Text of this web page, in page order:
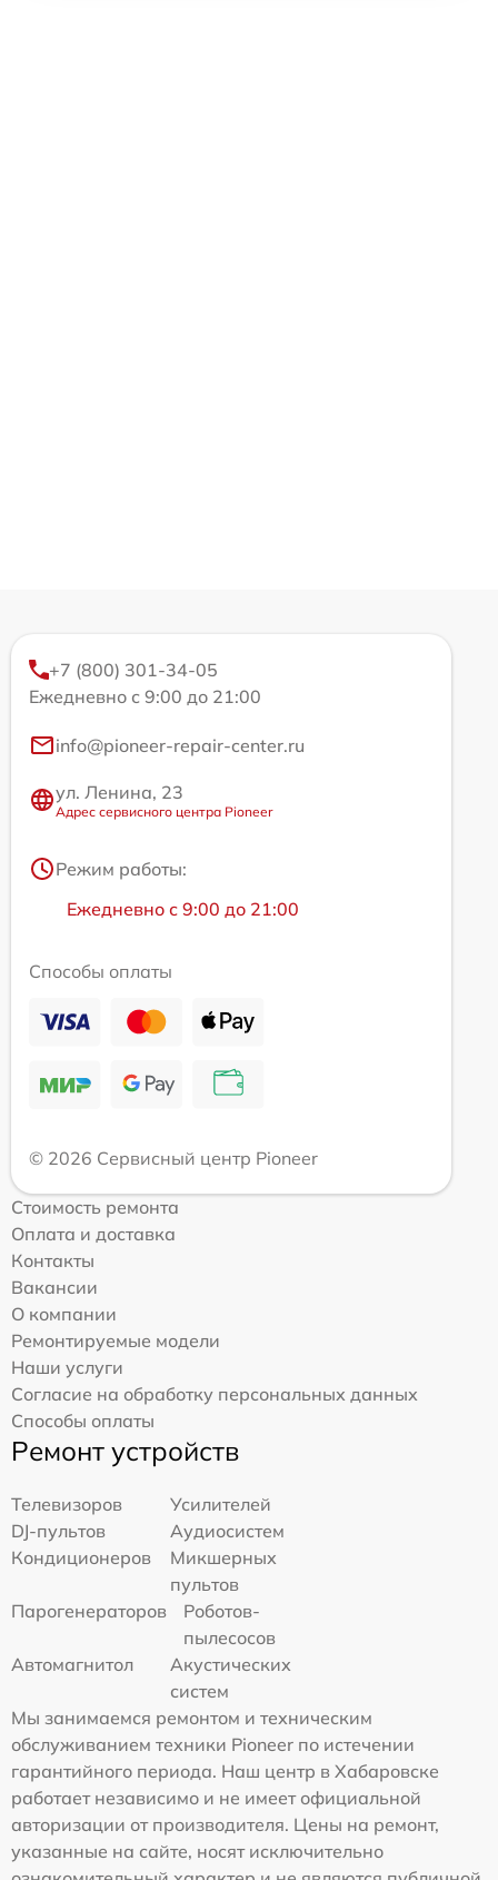
+7 (800) 301-34-05
Ежедневно с 9:00 до 21:00
info@pioneer-repair-center.ru
ул. Ленина, 23
Адрес сервисного центра Pioneer
Режим работы:
Ежедневно с 9:00 до 21:00
Способы оплаты
© 2026 Сервисный центр Pioneer
Стоимость ремонта
Оплата и доставка
Контакты
Вакансии
О компании
Ремонтируемые модели
Наши услуги
Согласие на обработку персональных данных
Способы оплаты
Ремонт устройств
Телевизоров
Усилителей
DJ-пультов
Аудиосистем
Кондиционеров
Микшерных
пультов
Парогенераторов
Роботов-
пылесосов
Автомагнитол
Акустических
систем
Мы занимаемся ремонтом и техническим
обслуживанием техники Pioneer по истечении
гарантийного периода. Наш центр в Хабаровске
работает независимо и не имеет официальной
авторизации от производителя. Цены на ремонт,
указанные на сайте, носят исключительно